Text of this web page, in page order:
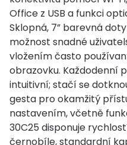
Office z USB a funkci
Sklopná, 7” barevná
možnost snadné
vložením často
obrazovku. Každodenní
intuitivní; stačí se
gesta pro okamžitý
nastavením, včetně
30C25 disponuje
černobíle, standardní